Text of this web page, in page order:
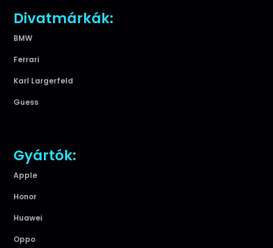
Divatmárkák:
BMW
Ferrari
Karl Largerfeld
Guess
Gyártók:
Apple
Honor
Huawei
Oppo